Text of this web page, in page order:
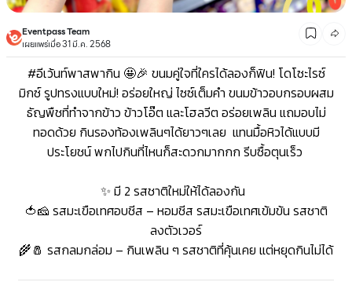
Eventpass Team
เผยแพร่เมื่อ 31 มี.ค. 2568
#อีเว้นท์พาสพากิน 🤩🎉 ขนมคู่ใจที่ใครได้ลองก็ฟิน! โดโซะไรซ์
มิกซ์ รูปทรงแบบใหม่! อร่อยใหญ่ ไซซ์เต็มคำ ขนมข้าวอบกรอบผสม
ธัญพืชที่ทำจากข้าว ข้าวโอ๊ต และโฮลวีต อร่อยเพลิน แถมอบไม่
ทอดด้วย กินรองท้องเพลินๆได้ยาวๆเลย แทนมื้อหิวได้แบบมี
ประโยชน์ พกไปกินที่ไหนก็สะดวกมากกก รีบซื้อตุนเร็ว
✨ มี 2 รสชาติใหม่ให้ได้ลองกัน
🍅🧀 รสมะเขือเทศอบชีส – หอมชีส รสมะเขือเทศเข้มข้น รสชาติ
ลงตัวเวอร์
🌾🧂 รสกลมกล่อม – กินเพลิน ๆ รสชาติที่คุ้นเคย แต่หยุดกินไม่ได้